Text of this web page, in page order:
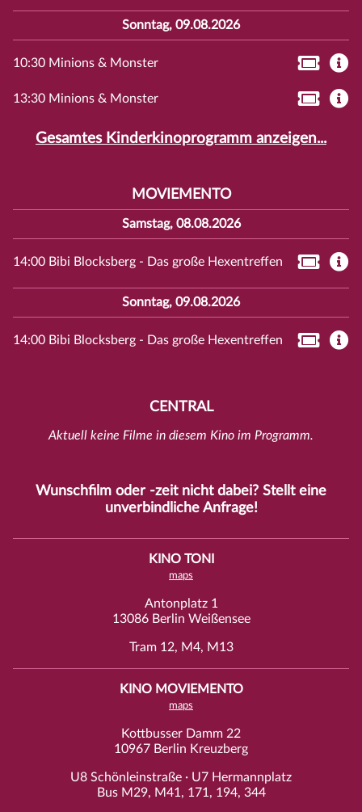
Sonntag, 09.08.2026
10:30 Minions & Monster
13:30 Minions & Monster
Gesamtes Kinderkinoprogramm anzeigen...
MOVIEMENTO
Samstag, 08.08.2026
14:00 Bibi Blocksberg - Das große Hexentreffen
Sonntag, 09.08.2026
14:00 Bibi Blocksberg - Das große Hexentreffen
CENTRAL
Aktuell keine Filme in diesem Kino im Programm.
Wunschfilm oder -zeit nicht dabei? Stellt eine
unverbindliche Anfrage!
KINO TONI
maps
Antonplatz 1
13086 Berlin Weißensee
Tram 12, M4, M13
KINO MOVIEMENTO
maps
Kottbusser Damm 22
10967 Berlin Kreuzberg
U8 Schönleinstraße · U7 Hermannplatz
Bus M29, M41, 171, 194, 344